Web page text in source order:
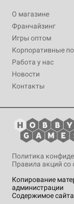
О магазине
Франчайзинг
Игры оптом
Корпоративные
Работа у нас
Новости
Контакты
Копирование
администрации
Содержимое
Политика
Правила акций со